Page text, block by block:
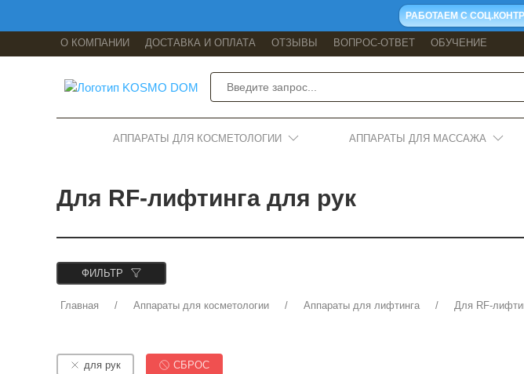
РАБОТАЕМ С
О КОМПАНИИ ДОСТАВКА И ОПЛАТА ОТЗЫВЫ ВОПРОС-ОТВЕТ ОБУЧЕНИЕ
АППАРАТЫ ДЛЯ КОСМЕТОЛОГИИ АППАРАТЫ ДЛЯ МАССАЖА
Для RF-лифтинга для рук
ФИЛЬТР
Главная Аппараты для косметологии Аппараты для лифтинга Для RF-
для рук СБРОС